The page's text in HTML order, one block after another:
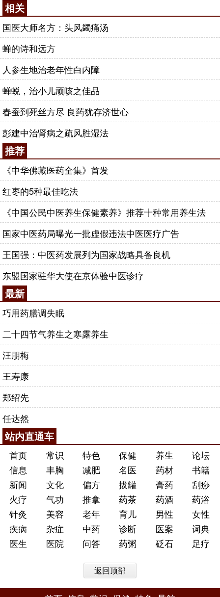
相关
国医大师名方：头风蠲痛汤
蝉的诗和远方
人参生地治老年性白内障
蝉蜕，治小儿顽咳之佳品
春蚕到死丝方尽 良药犹存济世心
彭建中治肾病之疏风胜湿法
推荐
《中华佛藏医药全集》首发
红枣的5种最佳吃法
《中国公民中医养生保健素养》推荐十种常用养生法
国家中医药局曝光一批虚假违法中医医疗广告
王国强：中医药发展列为国家战略具备良机
东盟国家驻华大使在京体验中医诊疗
最新
巧用药膳调失眠
二十四节气养生之寒露养生
汪朋梅
王寿康
郑绍先
任达然
站内直通车
首页 常识 特色 保健 养生
论坛
信息
丰胸 减肥 名医 药材
书籍
新闻
文化 偏方 拔罐 膏药
刮痧
火疗
气功 推拿 药茶 药酒
药浴
针灸
美容 老年 育儿 男性
女性
疾病
杂症 中药 诊断 医案
词典
医生
医院 问答 药粥 砭石 足疗
返回顶部